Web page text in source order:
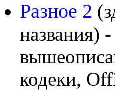
Разное 2
названия)
кодеки,